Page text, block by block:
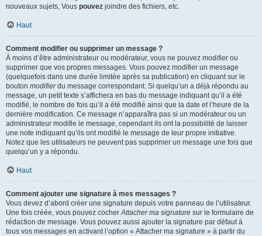
nouveaux sujets, Vous pouvez joindre des fichiers, etc.
Haut
Comment modifier ou supprimer un message ?
À moins d’être administrateur ou modérateur, vous ne pouvez modifier ou
supprimer que vos propres messages. Vous pouvez modifier un message
(quelquefois dans une durée limitée après sa publication) en cliquant sur le
bouton modifierdu message correspondant. Si quelqu’un a déjà répondu au
message, un petit texte s’affichera en bas du message indiquant qu’il a été
modifié, le nombre de fois qu’il a été modifié ainsi que la date et l’heure de la
dernière modification. Ce message n’apparaîtra pas si un modérateur ou un
administrateur modifie le message, cependant ils ont la possibilité de laisser
une note indiquant qu’ils ont modifié le message de leur propre initiative.
Notez que les utilisateurs ne peuvent pas supprimer un message une fois que
quelqu’un y a répondu.
Haut
Comment ajouter une signature à mes messages ?
Vous devez d’abord créer une signature depuis votre panneau de l’utilisateur.
Une fois créée, vous pouvez cocherAttacher ma signature sur le formulaire de
rédaction de message. Vous pouvez aussi ajouter la signature par défaut à
tous vos messages en activant l’option « Attacher ma signature » à partir du